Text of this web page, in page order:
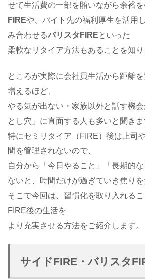
せて生活費の一部を賄いながら余裕
FIREや、バイト先の福利厚生を活用
み合わせるバリスタFIRE といった
柔軟なリタイア方法もあることを知り
ところが実際に会社員生活から距離
増えるほど、
やる気が出ない・家族以外と話す機
とし穴」に直面する人も多いと聞きま
特にセミリタイア（FIRE）後は上司
間を管理されないので、
自分から「今日やること」「長期的
ないと、時間だけが過ぎていき焦りを
そこで今回は、習慣化を取り入れる
FIRE後の生活を
より充実させる方法をご紹介します。
サイドFIRE・バリスタ